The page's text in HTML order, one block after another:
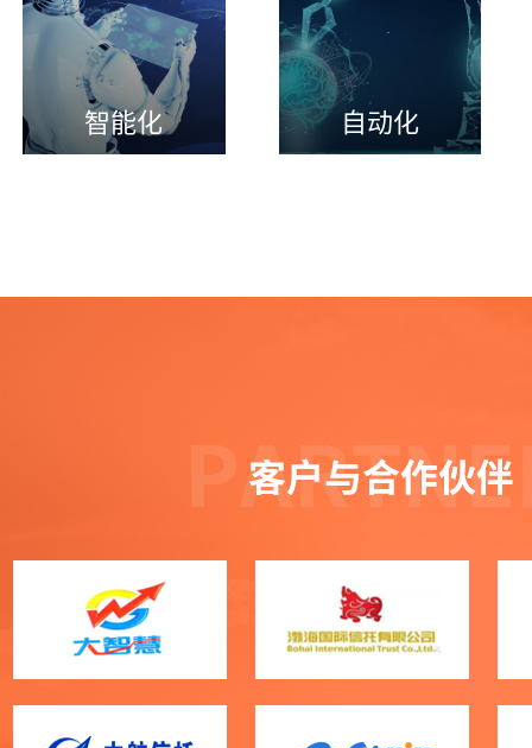
智能化 自动化